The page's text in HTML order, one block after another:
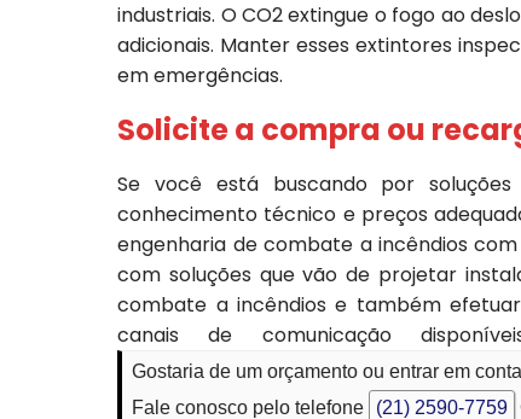
industriais. O CO2 extingue o fogo ao
adicionais. Manter esses extintores
em emergências.
Solicite a compra ou
Se você está buscando por
conhecimento técnico e preços
engenharia de combate a incêndios
com soluções que vão de projetar
combate a incêndios e também
canais de comunicação
Gostaria de um orçamento ou entrar em
Fale conosco pelo telefone
(21) 2590-7759